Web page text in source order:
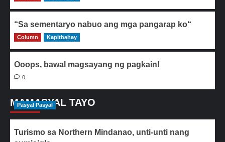
“Sa sementaryo nabuo ang mga pangarap ko“
0
Column Kapitbahay
Ooops, bawal magsayang ng pagkain!
0
MAMASYAL TAYO
Pasyal Pasyal
Turismo sa Northern Mindanao, unti-unti nang